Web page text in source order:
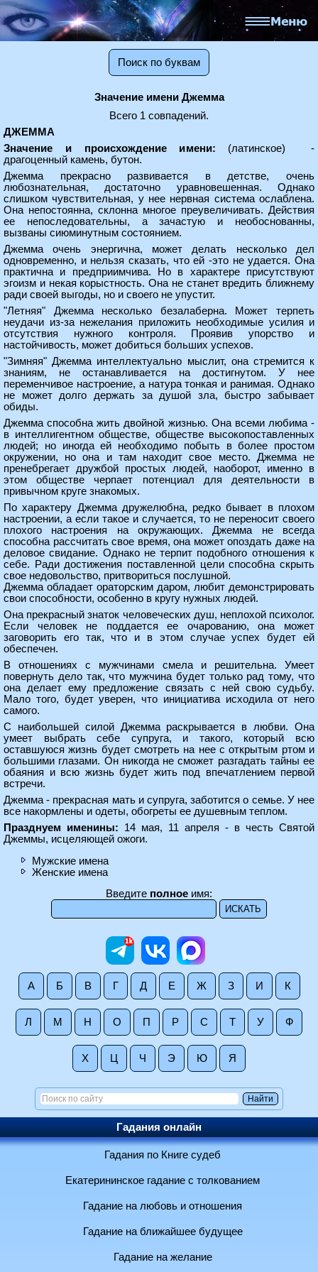
Поиск по буквам
Значение имени Джемма
Всего 1 совпадений.
ДЖЕММА
Значение и происхождение имени: (латинское) -
драгоценный камень, бутон.
Джемма прекрасно развивается в детстве, очень
любознательная, достаточно уравновешенная. Однако
слишком чувствительная, у нее нервная система ослаблена.
Она непостоянна, склонна многое преувеличивать. Действия
ее непоследовательны, а зачастую и необоснованны,
вызваны сиюминутным состоянием.
Джемма очень энергична, может делать несколько дел
одновременно, и нельзя сказать, что ей -это не удается. Она
практична и предприимчива. Но в характере присутствуют
эгоизм и некая корыстность. Она не станет вредить ближнему
ради своей выгоды, но и своего не упустит.
"Летняя" Джемма несколько безалаберна. Может терпеть
неудачи из-за нежелания приложить необходимые усилия и
отсутствия нужного контроля. Проявив упорство и
настойчивость, может добиться больших успехов.
"Зимняя" Джемма интеллектуально мыслит, она стремится к
знаниям, не останавливается на достигнутом. У нее
переменчивое настроение, а натура тонкая и ранимая. Однако
не может долго держать за душой зла, быстро забывает
обиды.
Джемма способна жить двойной жизнью. Она всеми любима -
в интеллигентном обществе, обществе высокопоставленных
людей; но иногда ей необходимо побыть в более простом
окружении, но она и там находит свое место. Джемма не
пренебрегает дружбой простых людей, наоборот, именно в
этом обществе черпает потенциал для деятельности в
привычном круге знакомых.
По характеру Джемма дружелюбна, редко бывает в плохом
настроении, а если такое и случается, то не переносит своего
плохого настроения на окружающих. Джемма не всегда
способна рассчитать свое время, она может опоздать даже на
деловое свидание. Однако не терпит подобного отношения к
себе. Ради достижения поставленной цели способна скрыть
свое недовольство, притвориться послушной.
Джемма обладает ораторским даром, любит демонстрировать
свои способности, особенно в кругу нужных людей.
Она прекрасный знаток человеческих душ, неплохой психолог.
Если человек не поддается ее очарованию, она может
заговорить его так, что и в этом случае успех будет ей
обеспечен.
В отношениях с мужчинами смела и решительна. Умеет
повернуть дело так, что мужчина будет только рад тому, что
она делает ему предложение связать с ней свою судьбу.
Мало того, будет уверен, что инициатива исходила от него
самого.
С наибольшей силой Джемма раскрывается в любви. Она
умеет выбрать себе супруга, и такого, который всю
оставшуюся жизнь будет смотреть на нее с открытым ртом и
большими глазами. Он никогда не сможет разгадать тайны ее
обаяния и всю жизнь будет жить под впечатлением первой
встречи.
Джемма - прекрасная мать и супруга, заботится о семье. У нее
все накормлены и одеты, обогреты ее душевным теплом.
Празднуем именины: 14 мая, 11 апреля - в честь Святой
Джеммы, исцеляющей ожоги.
Мужские имена
Женские имена
Введите полное имя:
А Б В Г Д Е Ж З И К
Л М Н О П Р С Т У Ф
Х Ц Ч Э Ю Я
Гадания онлайн
Гадания по Книге судеб
Екатерининское гадание с толкованием
Гадание на любовь и отношения
Гадание на ближайшее будущее
Гадание на желание